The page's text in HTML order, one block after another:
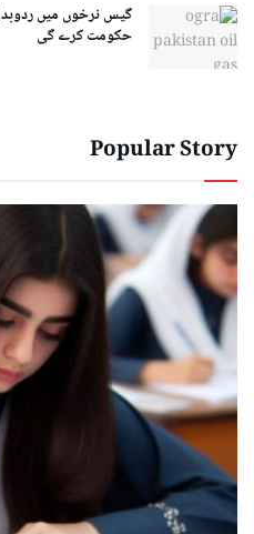
گیس نرخوں میں
حکومت کرے گی
Popular Story